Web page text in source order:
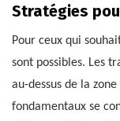
Stratégies
Pour ceux qui
sont possibles. Les
au-dessus de la
fondamentaux se